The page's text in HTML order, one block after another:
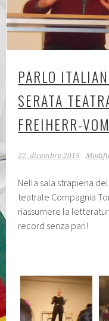
PARLO
SERATA
FREIHERR-
22. dicembre 2015
Nella sala strapiena
teatrale Compagnia
riassumere la
record senza pari!